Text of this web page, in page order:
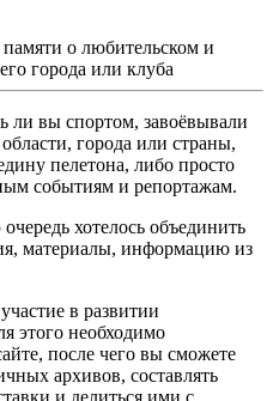
о любительском и
города или клуба
ли вы спортом, завоёвывали
города или страны,
пелетона, либо просто
событиям и репортажам.
хотелось объединить
материалы, информацию из
в развитии
этого необходимо
после чего вы сможете
архивов, составлять
и делиться ими с